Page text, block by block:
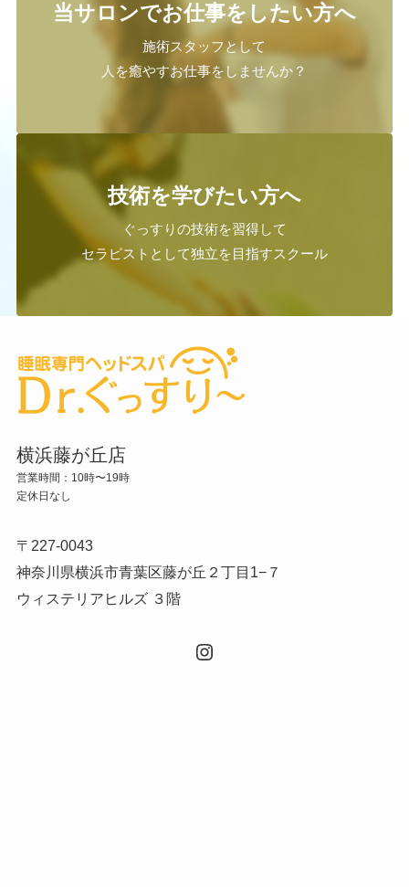
当サロンでお仕事をしたい方へ
施術スタッフとして
人を癒やすお仕事をしませんか？
技術を学びたい方へ
ぐっすりの技術を習得して
セラピストとして独立を目指すスクール
横浜藤が丘店
営業時間：10時〜19時
定休日なし
〒227-0043
神奈川県横浜市青葉区藤が丘２丁目1−７
ウィステリアヒルズ ３階
Instagram